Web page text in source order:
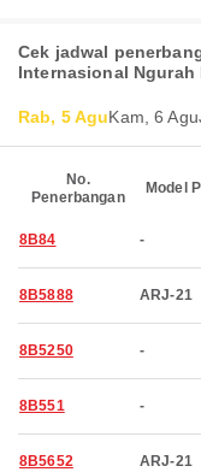
Cek jadwal
Internasional Ngurah
Rab, 5 AguKam, 6 Agu
No.
Penerbangan
Model
8B84 -
8B5888 ARJ-21
8B5250 -
8B551 -
8B5652 ARJ-21